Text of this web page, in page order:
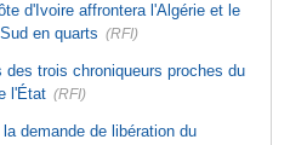
d'Ivoire affrontera l'Algérie et le
en quarts (RFI)
des trois chroniqueurs proches du
l'État (RFI)
demande de libération du